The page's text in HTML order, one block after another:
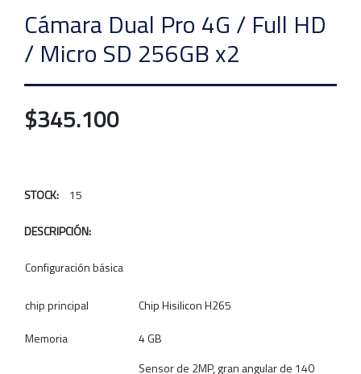
Cámara Dual Pro 4G / Full HD
/ Micro SD 256GB x2
$345.100
STOCK: 15
DESCRIPCIÓN:
Configuración básica
chip principal
Chip Hisilicon H265
Memoria
4 GB
Sensor de 2MP, gran angular de 140